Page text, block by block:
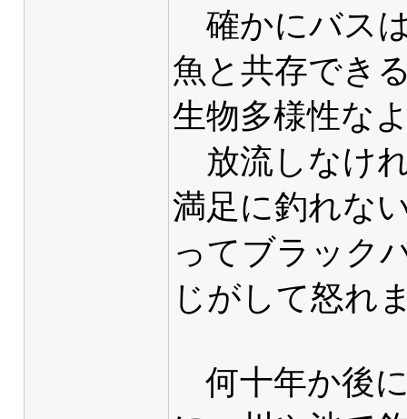
確かにバス
魚と共存でき
生物多様性な
放流しなけ
満足に釣れな
ってブラック
じがして怒れ
何十年か後